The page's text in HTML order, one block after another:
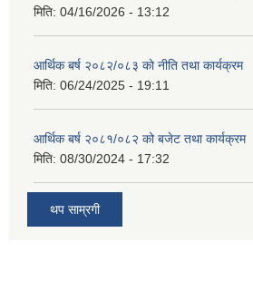
मिति: 04/16/2026 - 13:12
आर्थिक बर्ष २०८२/०८३ काे नीति तथा कार्यक्रम
मिति: 06/24/2025 - 19:11
आर्थिक बर्ष २०८१/०८२ को बजेट तथा कार्यक्रम
मिति: 08/30/2024 - 17:32
थप साम्रगी